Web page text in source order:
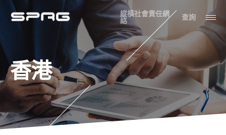
縱橫社會責任網
絡 查詢
香港